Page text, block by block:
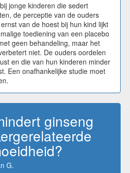
jonge kinderen die sedert
de perceptie van de ouders
van de hoest bij hun kind lijkt
toediening van een placebo
geen behandeling, maar het
niet. De ouders oordelen
en die van hun kinderen minder
Een onafhankelijke studie moet
ginseng
G.